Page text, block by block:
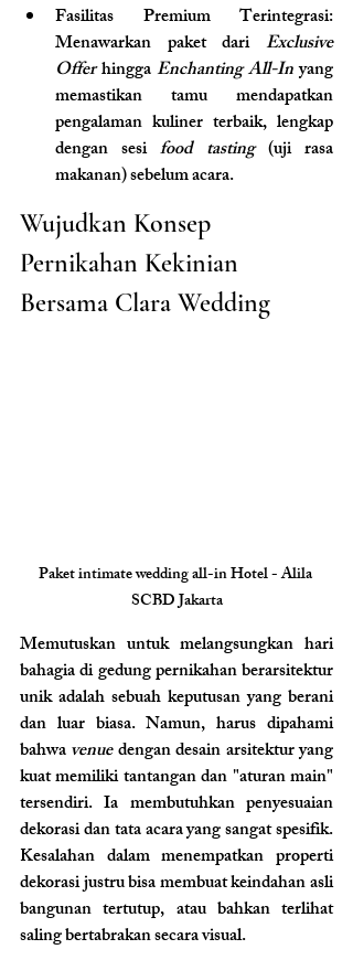
Fasilitas Premium Terintegrasi:
Menawarkan paket dari Exclusive
Offer hingga Enchanting All-In yang
memastikan tamu mendapatkan
pengalaman kuliner terbaik, lengkap
dengan sesi food tasting (uji rasa
makanan) sebelum acara.
Wujudkan Konsep
Pernikahan Kekinian
Bersama Clara Wedding
Paket intimate wedding all-in Hotel - Alila
SCBD Jakarta
Memutuskan untuk melangsungkan hari
bahagia di gedung pernikahan berarsitektur
unik adalah sebuah keputusan yang berani
dan luar biasa. Namun, harus dipahami
bahwa venue dengan desain arsitektur yang
kuat memiliki tantangan dan "aturan main"
tersendiri. Ia membutuhkan penyesuaian
dekorasi dan tata acara yang sangat spesifik.
Kesalahan dalam menempatkan properti
dekorasi justru bisa membuat keindahan asli
bangunan tertutup, atau bahkan terlihat
saling bertabrakan secara visual.